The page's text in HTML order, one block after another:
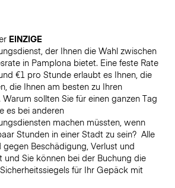
EINZIGE
der Ihnen die Wahl zwischen
in Pamplona bietet. Eine feste Rate
€1 pro Stunde erlaubt es Ihnen, die
die Ihnen am besten zu Ihren
sollten Sie für einen ganzen Tag
es bei anderen
machen müssten, wenn
Stunden in einer Stadt zu sein? Alle
Beschädigung, Verlust und
und Sie können bei der Buchung die
für Ihr Gepäck mit